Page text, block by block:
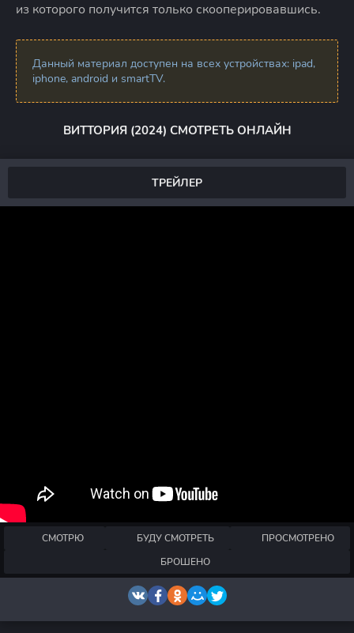
из которого получится только скооперировавшись.
Данный материал доступен на всех устройствах: ipad,
iphone, android и smartTV.
ВИТТОРИЯ (2024) СМОТРЕТЬ ОНЛАЙН
ТРЕЙЛЕР
СМОТРЮ БУДУ СМОТРЕТЬ
ПРОСМОТРЕНО
БРОШЕНО